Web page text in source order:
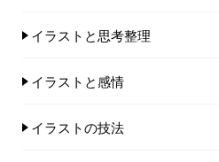
イラストと思考整理
イラストと感情
イラストの技法